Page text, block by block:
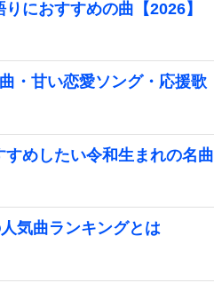
におすすめの曲【2026】
・甘い恋愛ソング・応援歌
めしたい令和生まれの名曲
気曲ランキングとは